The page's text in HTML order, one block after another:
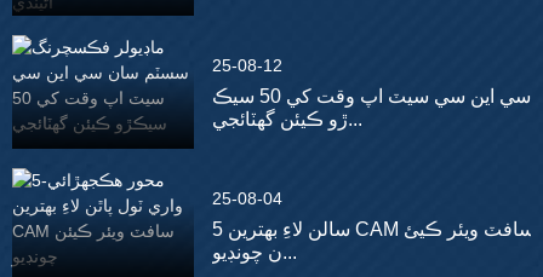
25-08-12
سي اين سي سيٽ اپ وقت کي 50 سيڪ
ڙو ڪيئن گھٽائجي...
25-08-04
5 سالن لاءِ بهترين CAM سافٽ ويئر ڪيئ
ن چونڊيو...